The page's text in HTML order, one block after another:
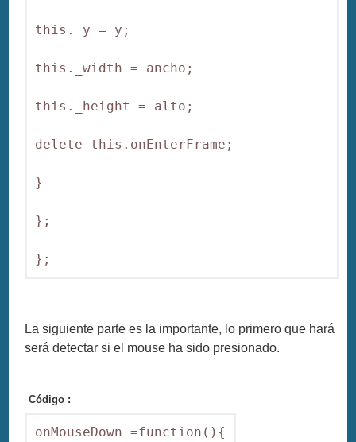
this._y = y;
this._width = ancho;
this._height = alto;
delete this.onEnterFrame;
}
};
};
La siguiente parte es la importante, lo primero que hará
será detectar si el mouse ha sido presionado.
Código :
onMouseDown =function(){